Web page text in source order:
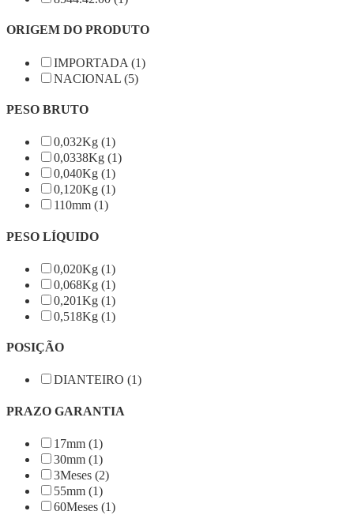
ORIGEM DO PRODUTO
IMPORTADA (1)
NACIONAL (5)
PESO BRUTO
0,032Kg (1)
0,0338Kg (1)
0,040Kg (1)
0,120Kg (1)
110mm (1)
PESO LÍQUIDO
0,020Kg (1)
0,068Kg (1)
0,201Kg (1)
0,518Kg (1)
POSIÇÃO
DIANTEIRO (1)
PRAZO GARANTIA
17mm (1)
30mm (1)
3Meses (2)
55mm (1)
60Meses (1)